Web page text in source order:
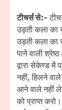
टीचर्स से:-
उड़ती कला का
उड़ती कला का
पाने वाली
द्वारा सेकेण्ड
नहीं, हिलने
आने वाले नहीं
को प्राप्त करो।